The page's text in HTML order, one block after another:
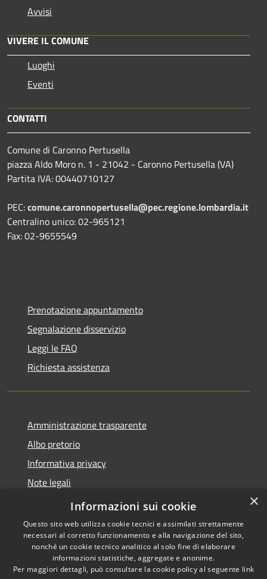
Avvisi
VIVERE IL COMUNE
Luoghi
Eventi
CONTATTI
Comune di Caronno Pertusella
piazza Aldo Moro n. 1 - 21042 - Caronno Pertusella (VA)
Partita IVA: 00440710127
PEC:comune.caronnopertusella@pec.regione.lombardia.it
Centralino unico: 02-965121
Fax: 02-9655549
Prenotazione appuntamento
Segnalazione disservizio
Leggi le FAQ
Richiesta assistenza
Amministrazione trasparente
Albo pretorio
Informativa privacy
Note legali
Dichiarazione di accessibilità
Accessibilità
Copyright © 2026 • Comune di
Caronno Pertusella • Powered
×
Informazioni sui cookie
Questo sito web utilizza cookie tecnici e assimilati strettamente
necessari al corretto funzionamento e alla navigazione del sito,
nonché un cookie tecnico analitico al solo fine di elaborare
informazioni statistiche, aggregate e anonime.
Per maggiori dettagli, può consultare la cookie policy al seguente link